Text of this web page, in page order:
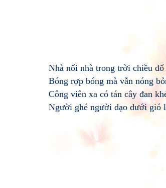
Nhà nối nhà trong trời chiều đổ
Bóng rợp bóng mà vẫn nóng
Công viên xa có tán cây đan
Người ghé người dạo dưới gió